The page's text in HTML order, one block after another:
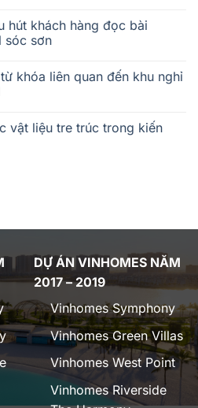
hút khách hàng đọc bài
sóc sơn
khóa liên quan đến khu nghỉ
vật liệu tre trúc trong kiến
DỰ ÁN VINHOMES NĂM
2017 – 2019
Vinhomes Symphony
Vinhomes Green Villas
Vinhomes West Point
Vinhomes Riverside